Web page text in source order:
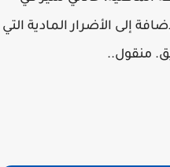
إلى الأضرار المادية التي
منقول..